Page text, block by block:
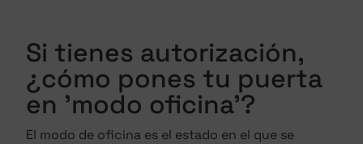
Si tienes autorización,
¿cómo pones tu puerta
en 'modo oficina'?
El modo de oficina es el estado en el que se